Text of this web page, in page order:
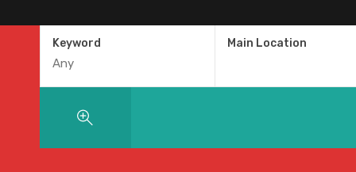
Keyword Main Location